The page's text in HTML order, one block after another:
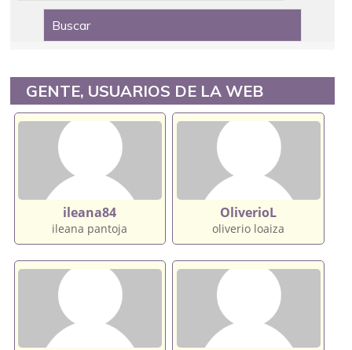
GENTE, USUARIOS DE LA WEB
ileana84
ileana pantoja
OliverioL
oliverio loaiza